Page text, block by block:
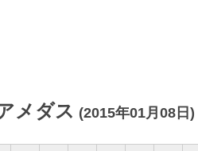
メダス (2015年01月08日)